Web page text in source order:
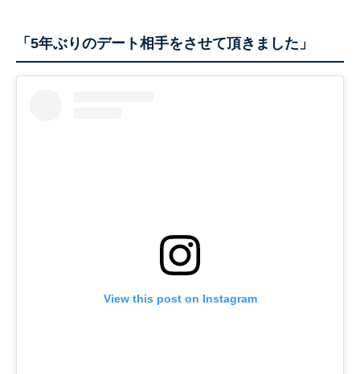
「5年ぶりのデート相手をさせて頂きました」
View this post on Instagram